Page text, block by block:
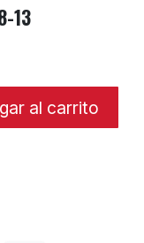
13
al carrito